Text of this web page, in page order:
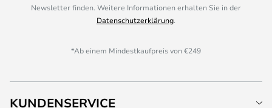
Newsletter finden. Weitere Informationen erhalten Sie in der
Datenschutzerklärung.
*Ab einem Mindestkaufpreis von €249
KUNDENSERVICE